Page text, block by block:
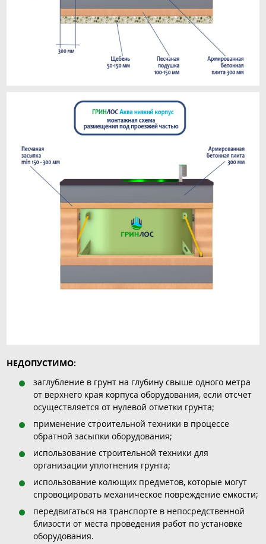
НЕДОПУСТИМО:
заглубление в грунт на глубину свыше одного метра
от верхнего края корпуса оборудования, если отсчет
осуществляется от нулевой отметки грунта;
применение строительной техники в процессе
обратной засыпки оборудования;
использование строительной техники для
организации уплотнения грунта;
использование колющих предметов, которые могут
спровоцировать механическое повреждение емкости;
передвигаться на транспорте в непосредственной
близости от места проведения работ по установке
оборудования.